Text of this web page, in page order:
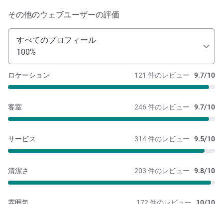
その他のウェブユーザーの評価
すべてのプロフィール
100%
121 件のレビュー 9.7/10
ロケーション
246 件のレビュー 9.7/10
客室
314 件のレビュー 9.5/10
サービス
203 件のレビュー 9.8/10
清潔さ